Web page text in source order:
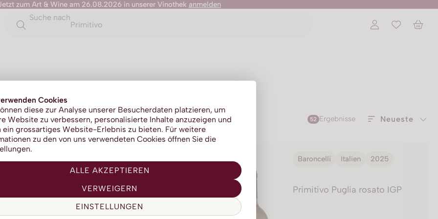
Cookies
diese zur Analyse unserer Besucherdaten platzieren, um
Website zu verbessern, personalisierte Inhalte anzuzeigen und
ein grossartiges Website-Erlebnis zu bieten. Für weitere
zu den von uns verwendeten Cookies öffnen Sie die
ALLE AKZEPTIEREN
VERWEIGERN
EINSTELLUNGEN
zum Art & Wine am 26.08.2026 in unserer Vinothek anmelden
Suche nach
Primitivo
52 Ergebnisse
52
Neueste
2025
Fumées Blanches Gris de
Sauvignon Rosé 2025 75cl
Baroncelli Italien 2025
Primitivo Puglia rosato IGP